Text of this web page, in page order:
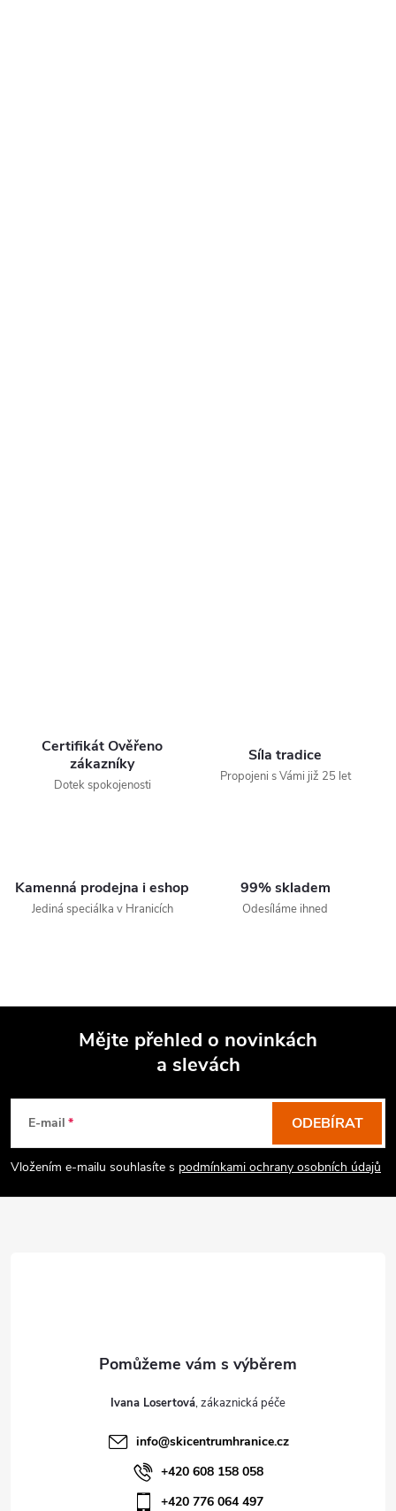
Certifikát Ověřeno
zákazníky
Dotek spokojenosti
Síla tradice
Propojeni s Vámi již 25 let
Kamenná prodejna i eshop
Jediná speciálka v Hranicích
99% skladem
Odesíláme ihned
Mějte přehled o novinkách
a slevách
E-mail
Vložením e-mailu souhlasíte s podmínkami ochrany osobních údajů
ODEBÍRAT
Ivana Losertová
info@skicentrumhranice.cz
+420 608 158 058
+420 776 064 497